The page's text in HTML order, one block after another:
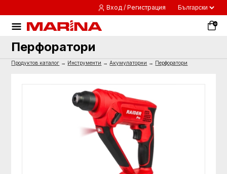
Вход / Регистрация
0
Перфоратори
Продуктов каталог → Инструменти →Акумулаторни → Перфоратори